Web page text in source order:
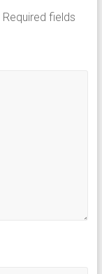
Required fields